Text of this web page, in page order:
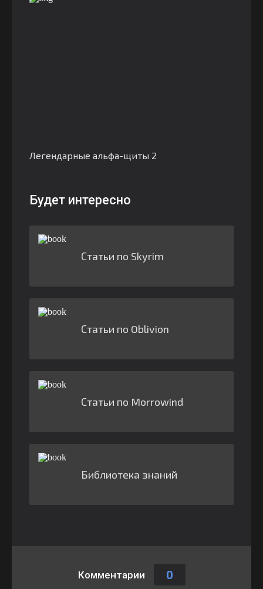
Легендарные альфа-щиты 2
Будет интересно
Статьи по Skyrim
Статьи по Oblivion
Статьи по Morrowind
Библиотека знаний
Комментарии 0